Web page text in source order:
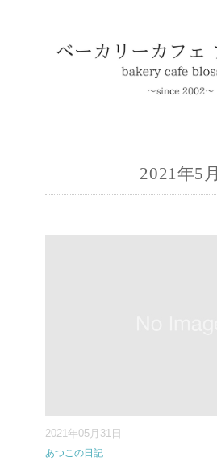
2021年5月
2021年05月31日
あつこの日記